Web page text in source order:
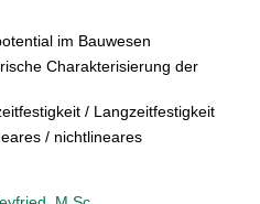
im Bauwesen
Charakterisierung der
/ Langzeitfestigkeit
/ nichtlineares